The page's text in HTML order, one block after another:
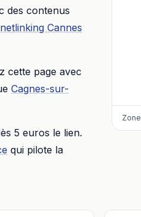
des contenus
netlinking Cannes
cette page avec
Cagnes-sur-
5 euros le lien.
qui pilote la